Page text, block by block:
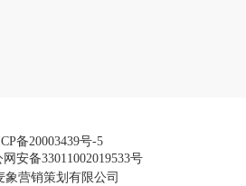
备20003439号-5
安备33011002019533号
象营销策划有限公司